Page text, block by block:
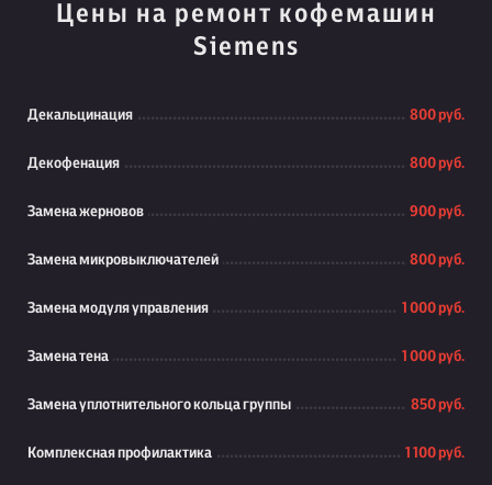
Цены на ремонт кофемашин
Siemens
Декальцинация 800 руб.
Декофенация 800 руб.
Замена жерновов 900 руб.
Замена микровыключателей 800 руб.
Замена модуля управления 1 000 руб.
Замена тена 1 000 руб.
Замена уплотнительного кольца группы 850 руб.
Комплексная профилактика 1 100 руб.